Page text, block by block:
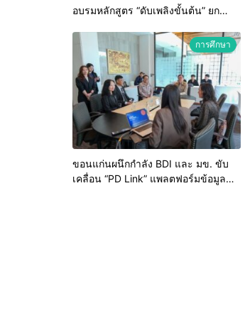
อบรมหลักสูตร “ดับเพลิงขั้นต้น” ยก
อัคคีภัยตามมาตรฐานสากล
การศึกษา
ขอนแก่นผนึกกำลัง BDI และ มข. ขับ
เคลื่อน “PD Link” แพลตฟอร์มข้อมูล